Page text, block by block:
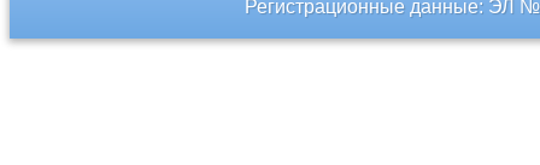
Регистрационные данные: ЭЛ №